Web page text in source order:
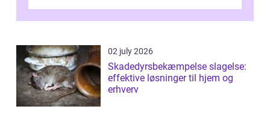
02 july 2026
Skadedyrsbekæmpelse slagelse:
effektive løsninger til hjem og
erhverv